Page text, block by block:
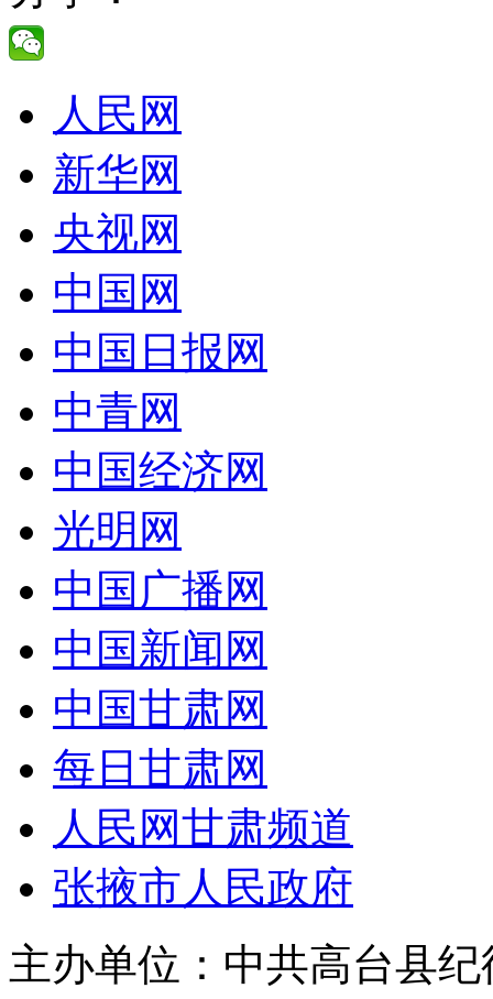
人民网
新华网
央视网
中国网
中国日报网
中青网
中国经济网
光明网
中国广播网
中国新闻网
中国甘肃网
每日甘肃网
人民网甘肃频道
张掖市人民政府
主办单位：中共高台县